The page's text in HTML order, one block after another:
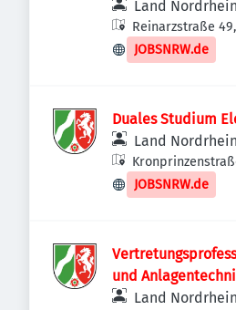
Land
Reinarzstraße
Deutschland
JOBSNRW.de
Duales Studium
Land
Deutschland
JOBSNRW.de
und
Land